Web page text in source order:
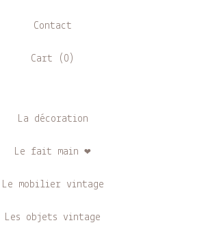
Contact
Cart (0)
La décoration
Le fait main ❤
Le mobilier vintage
Les objets vintage